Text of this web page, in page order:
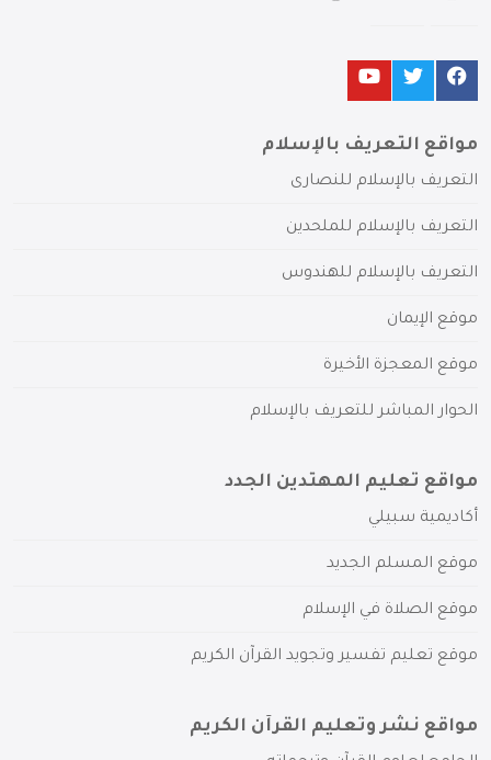
مواقع التعريف بالإسلام
التعريف بالإسلام للنصارى
التعريف بالإسلام للملحدين
التعريف بالإسلام للهندوس
موقع الإيمان
موقع المعجزة الأخيرة
الحوار المباشر للتعريف بالإسلام
مواقع تعليم المهتدين الجدد
أكاديمية سبيلي
موقع المسلم الجديد
موقع الصلاة في الإسلام
موقع تعليم تفسير وتجويد القرآن الكريم
مواقع نشر وتعليم القرآن الكريم